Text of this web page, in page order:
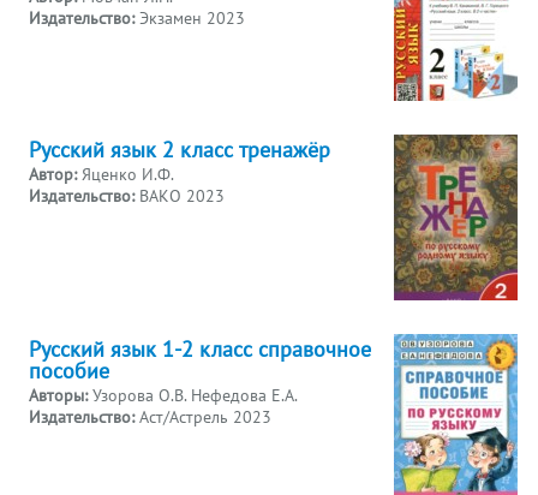
Издательство:Экзамен 2023
Русский язык 2 класс тренажёр
Автор:Яценко И.Ф.
Издательство: ВАКО 2023
Русский язык 1-2 класс справочное
пособие
Авторы:Узорова О.В. Нефедова Е.А.
Издательство:Аст/Астрель 2023